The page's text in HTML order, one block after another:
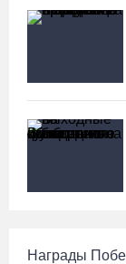
Награды